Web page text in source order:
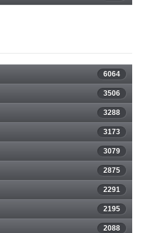
6064
3506
3288
3173
3079
2875
2291
2195
2088